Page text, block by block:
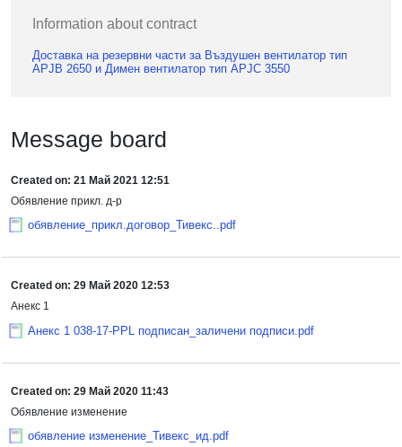
Information about contract
Доставка на резервни части за Въздушен вентилатор тип
APJB 2650 и Димен вентилатор тип APJC 3550
Message board
Created on: 21 Май 2021 12:51
Обявление прикл. д-р
обявление_прикл.договор_Тивекс..pdf
Created on: 29 Май 2020 12:53
Анекс 1
Анекс 1 038-17-PPL подписан_заличени подписи.pdf
Created on: 29 Май 2020 11:43
Обявление изменение
обявление изменение_Тивекс_ид.pdf